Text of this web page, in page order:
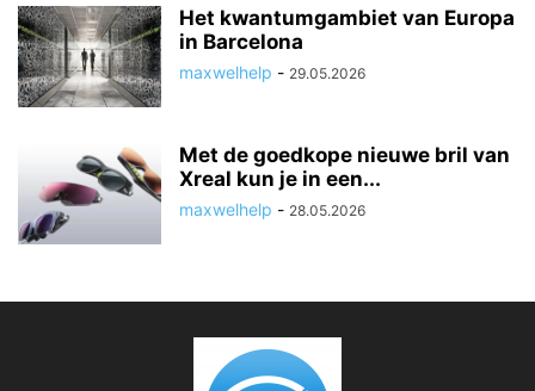
Het kwantumgambiet van Europa
in Barcelona
maxwelhelp - 29.05.2026
Met de goedkope nieuwe bril van
Xreal kun je in een...
maxwelhelp - 28.05.2026